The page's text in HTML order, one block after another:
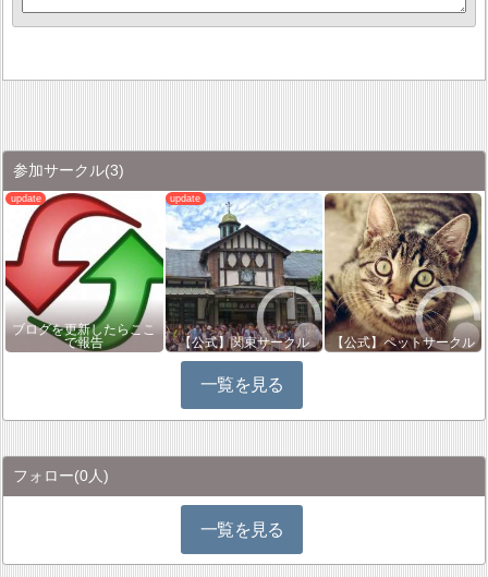
参加サークル(3)
ブログを更新したらここ
で報告
【公式】関東サークル 【公式】ペットサークル
一覧を見る
フォロー(0人)
一覧を見る